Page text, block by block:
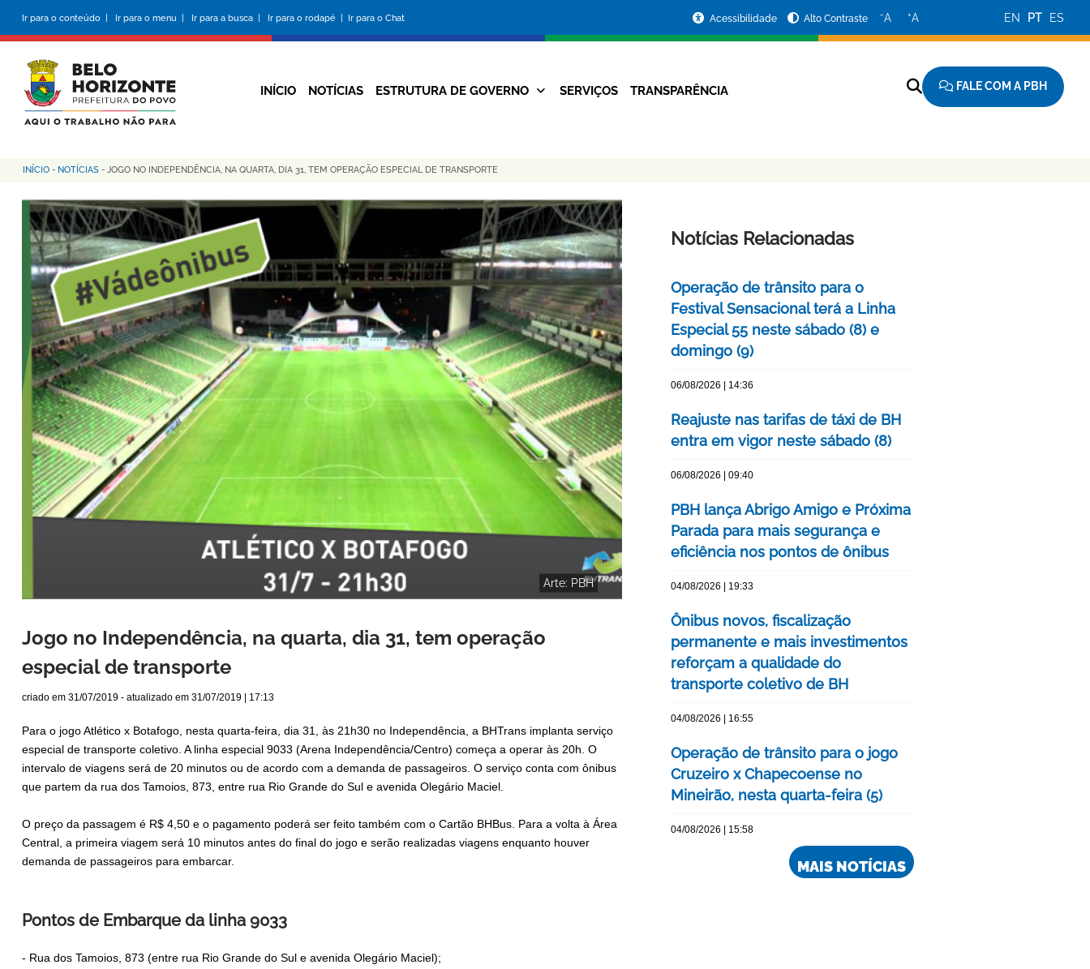
conteúdo
principal
Ir para o conteúdo | Ir para o menu | Ir para a busca | Ir para o rodapé | Ir para o Chat
da
Prefeitura
Acessibilidade Alto Contraste −A +A EN PT ES
Navegação
INÍCIO NOTÍCIAS ESTRUTURA DE GOVERNO SERVIÇOS TRANSPARÊNCIA FALE COM A PBH
Trilha
de
navegação
INÍCIO - NOTÍCIAS - JOGO NO INDEPENDÊNCIA, NA QUARTA, DIA 31, TEM OPERAÇÃO ESPECIAL DE TRANSPORTE
Arte: PBH
Jogo no Independência, na quarta, dia 31, tem operação
especial de transporte
criado em 31/07/2019 - atualizado em 31/07/2019 | 17:13
Para o jogo Atlético x Botafogo, nesta quarta-feira, dia 31, às 21h30 no Independência, a BHTrans implanta serviço
especial de transporte coletivo. A linha especial 9033 (Arena Independência/Centro) começa a operar às 20h. O
intervalo de viagens será de 20 minutos ou de acordo com a demanda de passageiros. O serviço conta com ônibus
que partem da rua dos Tamoios, 873, entre rua Rio Grande do Sul e avenida Olegário Maciel.
O preço da passagem é R$ 4,50 e o pagamento poderá ser feito também com o Cartão BHBus. Para a volta à Área
Central, a primeira viagem será 10 minutos antes do final do jogo e serão realizadas viagens enquanto houver
demanda de passageiros para embarcar.
Pontos de Embarque da linha 9033
- Rua dos Tamoios, 873 (entre rua Rio Grande do Sul e avenida Olegário Maciel);
Notícias Relacionadas
Operação de trânsito para o
Festival Sensacional terá a Linha
Especial 55 neste sábado (8) e
domingo (9)
06/08/2026 | 14:36
Reajuste nas tarifas de táxi de BH
entra em vigor neste sábado (8)
06/08/2026 | 09:40
PBH lança Abrigo Amigo e Próxima
Parada para mais segurança e
eficiência nos pontos de ônibus
04/08/2026 | 19:33
Ônibus novos, fiscalização
permanente e mais investimentos
reforçam a qualidade do
transporte coletivo de BH
04/08/2026 | 16:55
Operação de trânsito para o jogo
Cruzeiro x Chapecoense no
Mineirão, nesta quarta-feira (5)
04/08/2026 | 15:58
MAIS NOTÍCIAS